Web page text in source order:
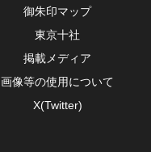
御朱印マップ
東京十社
掲載メディア
画像等の使用について
X(Twitter)